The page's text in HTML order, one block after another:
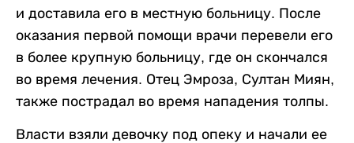
и доставила его в местную больницу. После
оказания первой помощи врачи перевели его
в более крупную больницу, где он скончался
во время лечения. Отец Эмроза, Султан Миян,
также пострадал во время нападения толпы.
Власти взяли девочку под опеку и начали ее